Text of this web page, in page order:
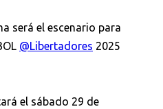
será el escenario para
@Libertadores 2025
el sábado 29 de